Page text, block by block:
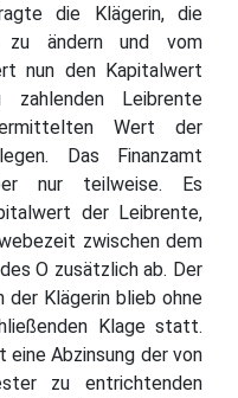
die Klägerin, die
zu ändern und vom
nun den Kapitalwert
Leibrente
Wert der
Das Finanzamt
nur teilweise. Es
der Leibrente,
zwischen dem
O zusätzlich ab. Der
der Klägerin blieb ohne
Klage statt.
eine Abzinsung der von
zu entrichtenden